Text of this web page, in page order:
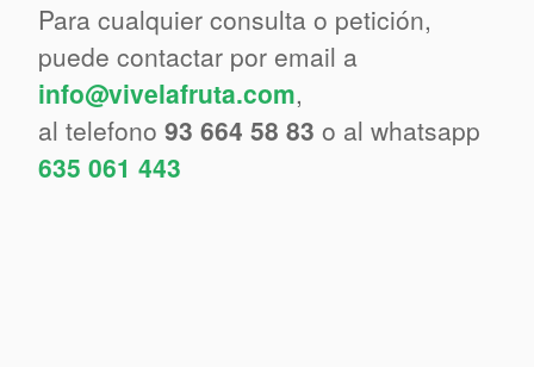
Para cualquier consulta o petición,
puede contactar por email a
info@vivelafruta.com,
al telefono 93 664 58 83 o al whatsapp
635 061 443